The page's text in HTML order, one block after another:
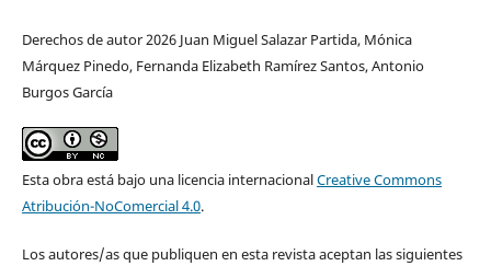
Derechos de autor 2026 Juan Miguel Salazar Partida, Mónica
Márquez Pinedo, Fernanda Elizabeth Ramírez Santos, Antonio
Burgos García
Esta obra está bajo una licencia internacionalCreative Commons
Atribución-NoComercial 4.0.
Los autores/as que publiquen en esta revista aceptan las siguientes